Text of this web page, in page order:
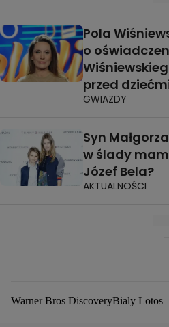
Pola
o
przed
GWIAZDY
Syn
w ślady
Józef Bela?
AKTUALNOŚCI
Warner Bros DiscoveryBialy Lotos